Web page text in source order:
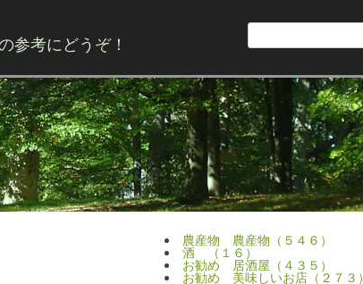
参考にどうぞ！
検
農産物 農産物（５４６）
酒 （１６）
お勧め 居酒屋（４３５）
お勧め 美味しいお店（２７３）